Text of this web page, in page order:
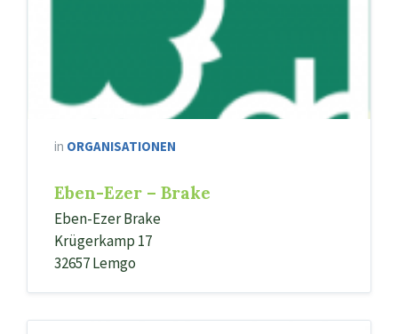
in ORGANISATIONEN
Eben-Ezer – Brake
Eben-Ezer Brake
Krügerkamp 17
32657 Lemgo